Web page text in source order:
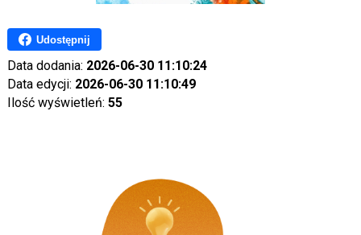
Udostępnij
Data dodania: 2026-06-30 11:10:24
Data edycji: 2026-06-30 11:10:49
Ilość wyświetleń: 55